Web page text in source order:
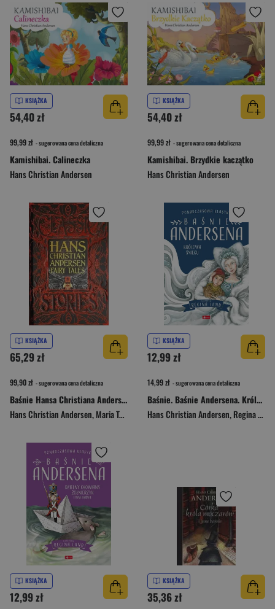
KSIĄŻKA
54,40 zł
99,99 zł - sugerowana cena detaliczna
Kamishibai. Calineczka
Hans Christian Andersen
KSIĄŻKA
54,40 zł
99,99 zł - sugerowana cena detaliczna
Kamishibai. Brzydkie kaczątko
Hans Christian Andersen
KSIĄŻKA
65,29 zł
99,90 zł - sugerowana cena detaliczna
Baśnie Hansa Christiana Andersena
Hans Christian Andersen,Maria Tatar
KSIĄŻKA
12,99 zł
14,99 zł - sugerowana cena detaliczna
Baśnie. Baśnie Andersena. Królowa śniegu
Hans Christian Andersen,Regina Land
KSIĄŻKA
12,99 zł
KSIĄŻKA
35,36 zł